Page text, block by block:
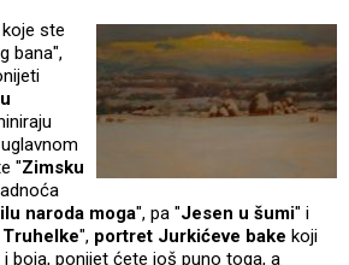
ste
bana",
"Zimsku
naroda moga", pa "Jesen u šumi" i
", portret Jurkićeve bake koji
boja, ponijet ćete još puno toga, a